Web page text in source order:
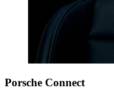
Porsche Connect